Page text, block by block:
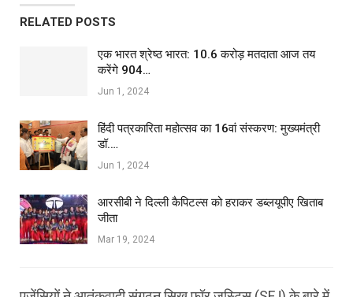
RELATED POSTS
एक भारत श्रेष्ठ भारत: 10.6 करोड़ मतदाता आज तय
करेंगे 904…
Jun 1, 2024
हिंदी पत्रकारिता महोत्सव का 16वां संस्करण: मुख्यमंत्री
डॉ.…
Jun 1, 2024
आरसीबी ने दिल्ली कैपिटल्स को हराकर डब्लयूपीए खिताब
जीता
Mar 19, 2024